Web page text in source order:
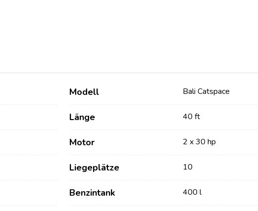
Modell Bali Catspace
Länge 40 ft
Motor 2 x 30 hp
Liegeplätze 10
Benzintank 400 l
Dienstleistungen Destinations